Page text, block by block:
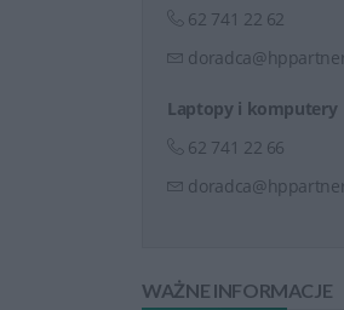
62 741 22 62
Laptopy i komputery
62 741 22 66
WAŻNE INFORMACJE